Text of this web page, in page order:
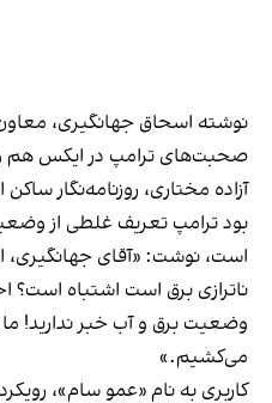
نوشته اسحاق جهانگیری،
صحبت‌های ترامپ در ایکس هم
آزاده مختاری، روزنامه‌نگار
بود ترامپ تعریف غلطی از
است، نوشت: «آقای جهانگیری،
ناترازی برق است اشتباه است؟
وضعیت برق و آب خبر ندارید!
می‌کشیم.»
کاربری به نام «عمو سام»،